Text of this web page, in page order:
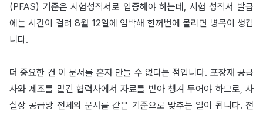
(PFAS) 기준은 시험성적서로 입증해야 하는데, 시험 성적서 발급
에는 시간이 걸려 8월 12일에 임박해 한꺼번에 몰리면 병목이 생깁
니다.
더 중요한 건 이 문서를 혼자 만들 수 없다는 점입니다. 포장재 공급
사와 제조를 맡긴 협력사에서 자료를 받아 챙겨 두어야 하므로, 사
실상 공급망 전체의 문서를 같은 기준으로 맞추는 일이 됩니다. 전